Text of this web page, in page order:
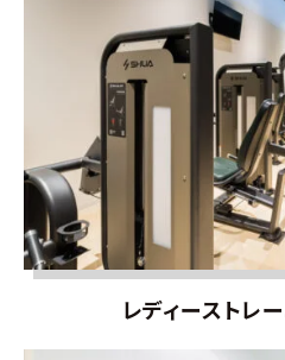
レディーストレ